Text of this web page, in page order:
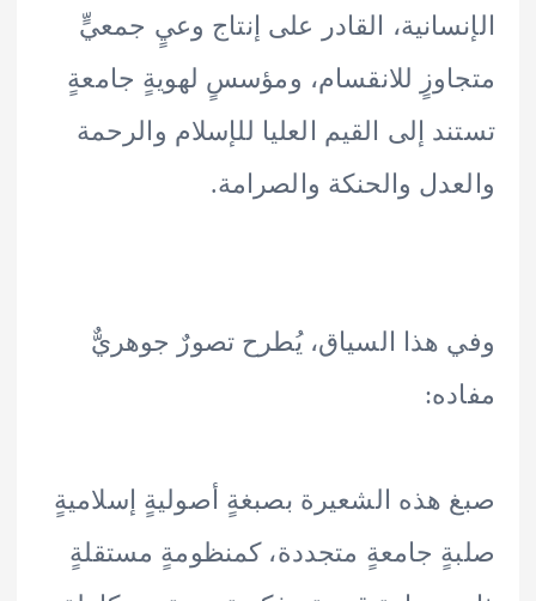
القادر على إنتاج وعيٍ جمعيٍّ
للانقسام، ومؤسسٍ لهويةٍ جامعةٍ
إلى القيم العليا للإسلام والرحمة
والحنكة والصرامة.
هذا السياق، يُطرح تصورٌ جوهريٌّ
الشعيرة بصبغةٍ أصوليةٍ إسلاميةٍ
جامعةٍ متجددة، كمنظومةٍ مستقلةٍ